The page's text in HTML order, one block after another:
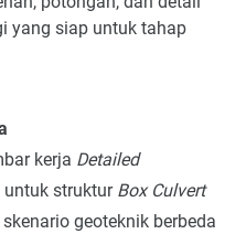
yang siap untuk tahap
kerja Detailed
struktur Box Culvert
geoteknik berbeda